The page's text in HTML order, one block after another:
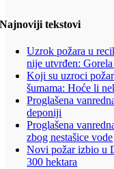
Najnoviji tekstovi
Uzrok požara u
nije utvrđen: Gorela
Koji su uzroci
šumama: Hoće li
Proglašena
deponiji
Proglašena
zbog nestašice vode
Novi požar izbio u
300 hektara